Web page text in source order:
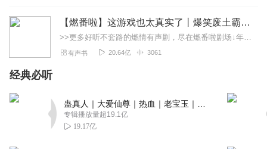
一路听下来，各位主播进步很大哈(=^^=) 归舟向晚的演播风
格，像顾然书声主播大大呢
2022-07-18
不错不错～石头加油！我居然看见熟人了哈哈哈
回复 2022-05-24
【燃番啦】这游戏也太真实了丨爆笑废土霸榜神作丨紫襟剧社制作
>>更多好听不套路的燃情有声剧，尽在燃番啦剧场↓年度重磅推荐本专辑为VIP免费专辑每天上午10点5集更新，订阅可以听到最新内容哦！每周抽一个专辑五星优质评论送...
有声书 20.64亿 3061
经典必听
专辑播放量超19.1亿
19.17亿